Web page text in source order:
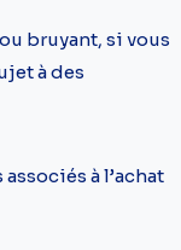
bruyant, si vous
à des
à l’achat